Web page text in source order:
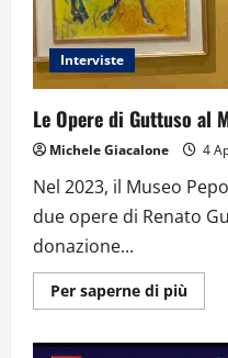
Interviste
Le Opere di Guttuso al
Michele Giacalone 4
Nel 2023, il Museo
due opere di Renato
donazione...
Per saperne di più